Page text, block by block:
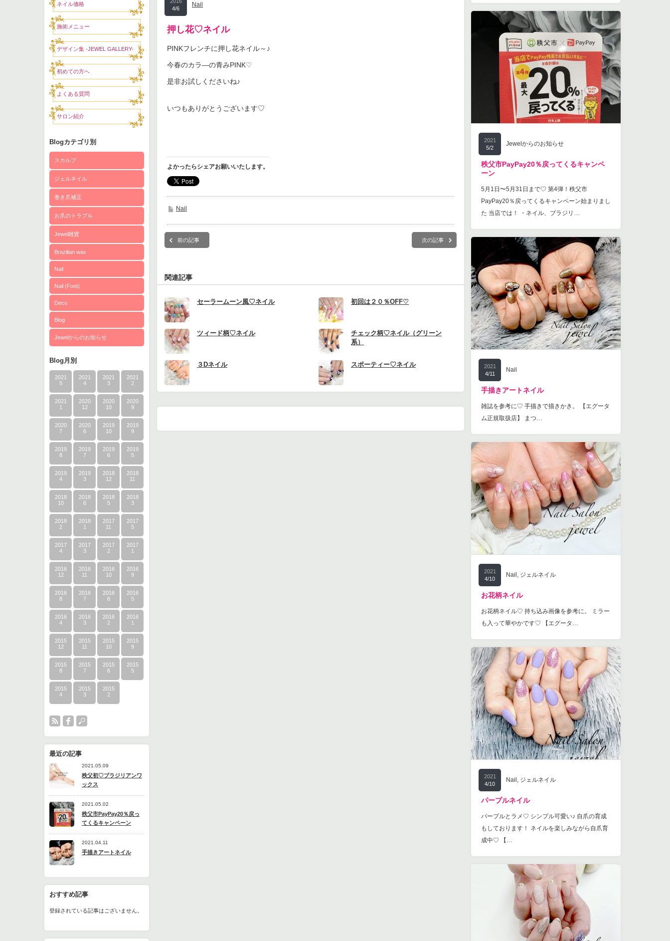
ネイル価格
施術メニュー
デザイン集 -JEWEL GALLERY-
初めての方へ
よくある質問
サロン紹介
Blogカテゴリ別
スカルプ
ジェルネイル
巻き爪補正
お爪のトラブル
Jewel雑貨
Brazilian wax
Nail
Nail (Foot)
Deco
Blog
Jewelからのお知らせ
Blog月別
2021
5
2021
4
2021
3
2021
2
2021
1
2020
12
2020
10
2020
9
2020
7
2020
6
2019
10
2019
9
2019
8
2019
7
2019
6
2019
5
2019
4
2019
3
2018
12
2018
11
2018
10
2018
6
2018
5
2018
3
2018
2
2018
1
2017
11
2017
5
2017
4
2017
3
2017
2
2017
1
2016
12
2016
11
2016
10
2016
9
2016
8
2016
7
2016
6
2016
5
2016
4
2016
3
2016
2
2016
1
2015
12
2015
11
2015
10
2015
9
2015
8
2015
7
2015
6
2015
5
2015
4
2015
3
2015
2
最近の記事
2021.05.09
秩父初♡ブラジリアンワ
ックス
2021.05.02
秩父市PayPay20％戻っ
てくるキャンペーン
2021.04.11
手描きアートネイル
おすすめ記事
登録されている記事はございません。
4/6
Nail
押し花♡ネイル
PINKフレンチに押し花ネイル～♪
今春のカラ―の青みPINK♡
是非お試しくださいね♪
いつもありがとうございます♡
よかったらシェアお願いいたします。
Nail
前の記事 次の記事
関連記事
セーラームーン風♡ネイル 初回は２０％OFF♡
ツィード柄♡ネイル
チェック柄♡ネイル（グリーン
系）
３Dネイル スポーティー♡ネイル
2021
5/2
Jewelからのお知らせ
秩父市PayPay20％戻ってくるキャンペ
ーン
5月1日〜5月31日まで♡ 第4弾！秩父市
PayPay20％戻ってくるキャンペーン始まりまし
た 当店では！ ・ネイル、ブラジリ…
2021
4/11
Nail
手描きアートネイル
雑誌を参考に♡ 手描きで描きかき。 【エグータ
ム正規取扱店】 まつ…
2021
4/10
Nail , ジェルネイル
お花柄ネイル
お花柄ネイル♡ 持ち込み画像を参考に。 ミラー
も入って華やかです♡ 【エグータ…
2021
4/10
Nail , ジェルネイル
パープルネイル
パープルとラメ♡ シンプル可愛い♪ 自爪の育成
もしております！ ネイルを楽しみながら自爪育
成中♡ 【…